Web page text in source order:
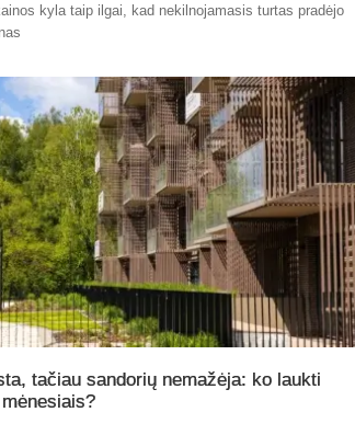
kyla taip ilgai, kad nekilnojamasis turtas pradėjo
tačiau sandorių nemažėja: ko laukti